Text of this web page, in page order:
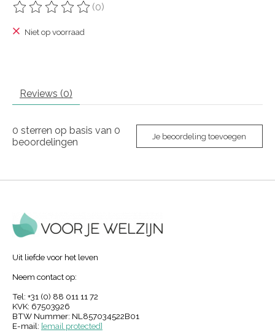
De beoordeling van dit product is
(0)
Niet op voorraad
Reviews (0)
0 sterren op basis van 0
beoordelingen
Je beoordeling toevoegen
Uit liefde voor het leven
Neem contact op:
Tel: +31 (0) 88 011 11 72
KVK: 67503926
BTW Nummer: NL857034522B01
E-mail: [email protected]